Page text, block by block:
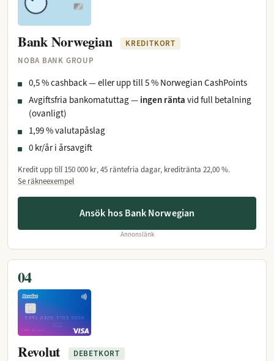
Bank Norwegian
KREDITKORT
NOBA BANK GROUP
0,5 % cashback — eller upp till 5 % Norwegian CashPoints
Avgiftsfria bankomatuttag — ingen ränta vid full betalning
(ovanligt)
1,99 % valutapåslag
0 kr/år i årsavgift
Kredit upp till 150 000 kr, 45 räntefria dagar, kreditränta 22,00 %.
Se räkneexempel
Ansök hos Bank Norwegian
Annonslänk
04
Revolut DEBETKORT